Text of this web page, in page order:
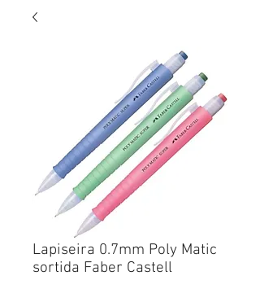
Lapiseira 0.7mm Poly Matic
sortida Faber Castell